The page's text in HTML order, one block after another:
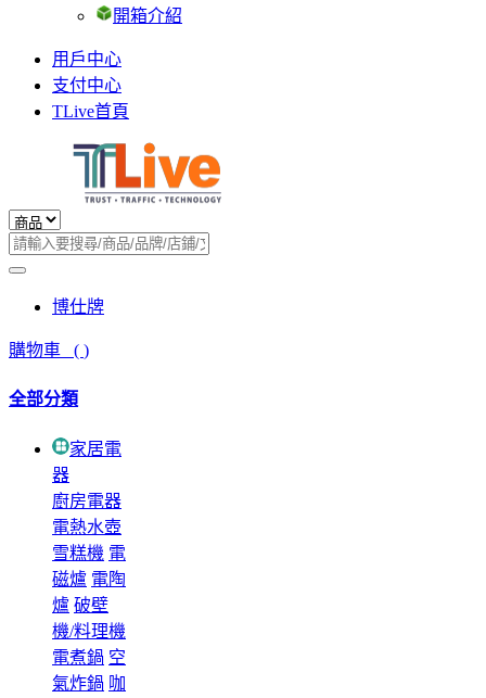
開箱介紹
用戶中心
支付中心
TLive首頁
博仕牌
購物車 ( )
全部分類
家居電
器
廚房電器
電熱水壺
雪糕機 電
磁爐 電陶
爐 破壁
機/料理機
電煮鍋 空
氣炸鍋 咖